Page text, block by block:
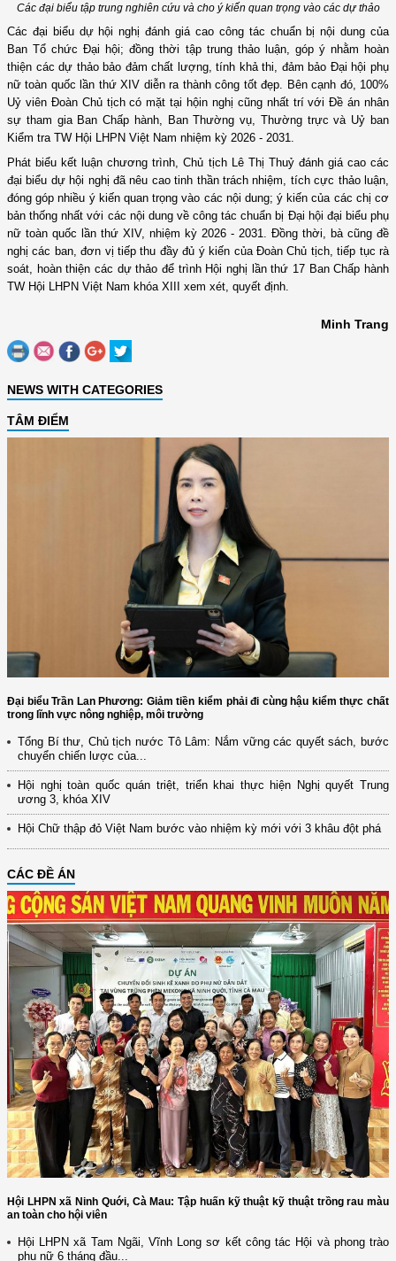
Các đại biểu tập trung nghiên cứu và cho ý kiến quan trọng vào các dự thảo
Các đại biểu dự hội nghị đánh giá cao công tác chuẩn bị nội dung của
Ban Tổ chức Đại hội; đồng thời tập trung thảo luận, góp ý nhằm hoàn
thiện các dự thảo bảo đảm chất lượng, tính khả thi, đảm bảo Đại hội phụ
nữ toàn quốc lần thứ XIV diễn ra thành công tốt đẹp. Bên cạnh đó, 100%
Uỷ viên Đoàn Chủ tịch có mặt tại hộin nghị cũng nhất trí vớiĐề án nhân
sự tham gia Ban Chấp hành, Ban Thường vụ, Thường trực và Uỷ ban
Kiểm tra TW Hội LHPN Việt Nam nhiệm kỳ 2026 - 2031.
Phát biểu kết luận chương trình, Chủ tịch LêThị Thuỷ đánh giá cao các
đại biểu dự hội nghị đã nêu cao tinh thần trách nhiệm, tích cực thảo luận,
đóng góp nhiều ý kiến quan trọng vào các nội dung; ý kiến của các chị cơ
bản thống nhất với các nội dung về công tác chuẩn bị Đại hội đại biểu phụ
nữ toàn quốc lần thứ XIV, nhiệm kỳ 2026 - 2031. Đồng thời, bà cũng đề
nghị các ban, đơn vị tiếp thu đầy đủ ý kiến của Đoàn Chủ tịch, tiếp tục rà
soát, hoàn thiện các dự thảo để trình Hội nghị lần thứ 17 Ban Chấp hành
TW Hội LHPN Việt Nam khóa XIII xem xét, quyết định.
Minh Trang
NEWS WITH CATEGORIES
TÂM ĐIỂM
Đại biểu Trần Lan Phương: Giảm tiền kiểm phải đi cùng hậu kiểm thực chất
trong lĩnh vực nông nghiệp, môi trường
Tổng Bí thư, Chủ tịch nước Tô Lâm: Nắm vững các quyết sách, bước
chuyển chiến lược của...
Hội nghị toàn quốc quán triệt, triển khai thực hiện Nghị quyết Trung
ương 3, khóa XIV
Hội Chữ thập đỏ Việt Nam bước vào nhiệm kỳ mới với 3 khâu đột phá
CÁC ĐỀ ÁN
Hội LHPN xã Ninh Quới, Cà Mau: Tập huấn kỹ thuật kỹ thuật trồng rau màu
an toàn cho hội viên
Hội LHPN xã Tam Ngãi, Vĩnh Long sơ kết công tác Hội và phong trào
phụ nữ 6 tháng đầu...